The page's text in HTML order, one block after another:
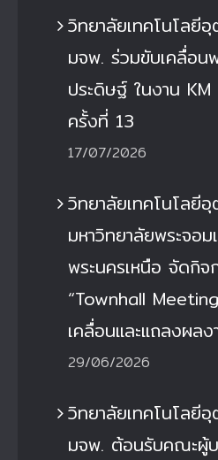
วิทยาลัยเทคโนโลยี
มจพ. ร่วมขับเคลื่อ
ประดิษฐ์ ในงาน
ครั้งที่ 13
17/07/2026
วิทยาลัยเทคโนโลยี
มหาวิทยาลัยพระจอม
พระนครเหนือ จัดกิจ
“Townhall
เคลื่อนและแถลงผล
29/06/2026
วิทยาลัยเทคโนโลยี
มจพ. ต้อนรับคณะผู้บ